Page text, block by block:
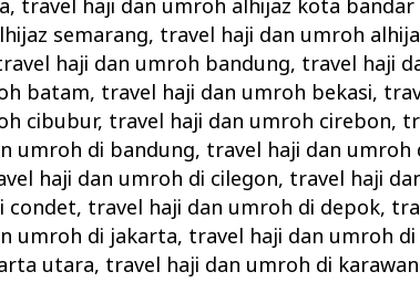
, travel haji dan umroh alhijaz kota
semarang, travel haji dan umroh
haji dan umroh bandung, travel haji
batam, travel haji dan umroh bekasi,
cibubur, travel haji dan umroh cirebon,
umroh di bandung, travel haji dan umroh
haji dan umroh di cilegon, travel haji
condet, travel haji dan umroh di depok,
umroh di jakarta, travel haji dan umroh
utara, travel haji dan umroh di